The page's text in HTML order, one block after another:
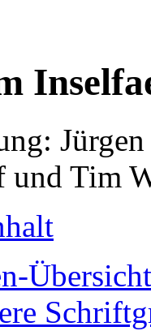
und Tim
Übersicht